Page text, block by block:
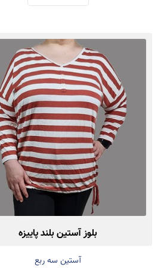
بلوز آستین بلند پاییزه
آستین سه ربع